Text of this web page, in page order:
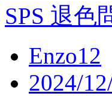
SPS 退色
Enzo12
2024/